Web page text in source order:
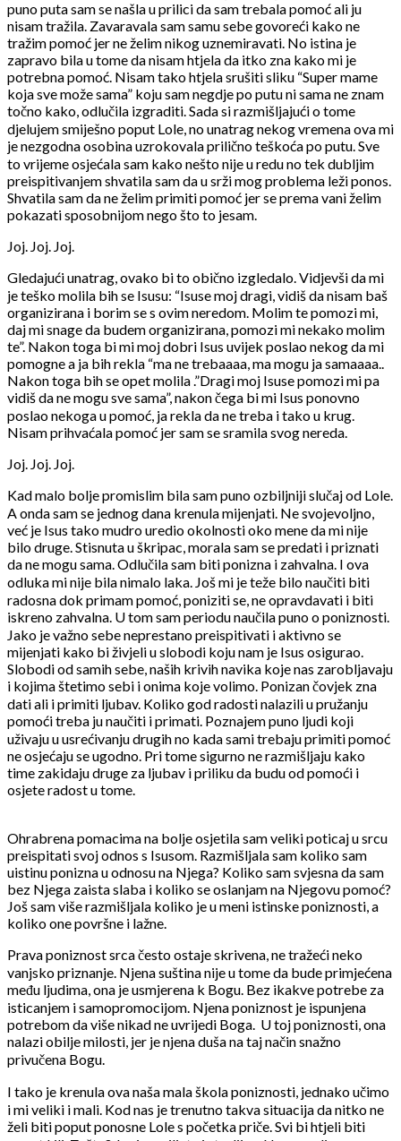
puno puta sam se našla u prilici da sam trebala pomoć ali ju
nisam tražila. Zavaravala sam samu sebe govoreći kako ne
tražim pomoć jer ne želim nikog uznemiravati. No istina je
zapravo bila u tome da nisam htjela da itko zna kako mi je
potrebna pomoć. Nisam tako htjela srušiti sliku “Super mame
koja sve može sama” koju sam negdje po putu ni sama ne znam
točno kako, odlučila izgraditi. Sada si razmišljajući o tome
djelujem smiješno poput Lole, no unatrag nekog vremena ova mi
je nezgodna osobina uzrokovala prilično teškoća po putu. Sve
to vrijeme osjećala sam kako nešto nije u redu no tek dubljim
preispitivanjem shvatila sam da u srži mog problema leži ponos.
Shvatila sam da ne želim primiti pomoć jer se prema vani želim
pokazati sposobnijom nego što to jesam.
Joj. Joj. Joj.
Gledajući unatrag, ovako bi to obično izgledalo. Vidjevši da mi
je teško molila bih se Isusu: “Isuse moj dragi, vidiš da nisam baš
organizirana i borim se s ovim neredom. Molim te pomozi mi,
daj mi snage da budem organizirana, pomozi mi nekako molim
te”. Nakon toga bi mi moj dobri Isus uvijek poslao nekog da mi
pomogne a ja bih rekla “ma ne trebaaaa, ma mogu ja samaaaa..
Nakon toga bih se opet molila .”Dragi moj Isuse pomozi mi pa
vidiš da ne mogu sve sama”, nakon čega bi mi Isus ponovno
poslao nekoga u pomoć, ja rekla da ne treba i tako u krug.
Nisam prihvaćala pomoć jer sam se sramila svog nereda.
Joj. Joj. Joj.
Kad malo bolje promislim bila sam puno ozbiljniji slučaj od Lole.
A onda sam se jednog dana krenula mijenjati. Ne svojevoljno,
već je Isus tako mudro uredio okolnosti oko mene da mi nije
bilo druge. Stisnuta u škripac, morala sam se predati i priznati
da ne mogu sama. Odlučila sam biti ponizna i zahvalna. I ova
odluka mi nije bila nimalo laka. Još mi je teže bilo naučiti biti
radosna dok primam pomoć, poniziti se, ne opravdavati i biti
iskreno zahvalna. U tom sam periodu naučila puno o poniznosti.
Jako je važno sebe neprestano preispitivati i aktivno se
mijenjati kako bi živjeli u slobodi koju nam je Isus osigurao.
Slobodi od samih sebe, naših krivih navika koje nas zarobljavaju
i kojima štetimo sebi i onima koje volimo. Ponizan čovjek zna
dati ali i primiti ljubav. Koliko god radosti nalazili u pružanju
pomoći treba ju naučiti i primati. Poznajem puno ljudi koji
uživaju u usrećivanju drugih no kada sami trebaju primiti pomoć
ne osjećaju se ugodno. Pri tome sigurno ne razmišljaju kako
time zakidaju druge za ljubav i priliku da budu od pomoći i
osjete radost u tome.
Ohrabrena pomacima na bolje osjetila sam veliki poticaj u srcu
preispitati svoj odnos s Isusom. Razmišljala sam koliko sam
uistinu ponizna u odnosu na Njega? Koliko sam svjesna da sam
bez Njega zaista slaba i koliko se oslanjam na Njegovu pomoć?
Još sam više razmišljala koliko je u meni istinske poniznosti, a
koliko one površne i lažne.
Prava poniznost srca često ostaje skrivena, ne tražeći neko
vanjsko priznanje. Njena suština nije u tome da bude primjećena
među ljudima, ona je usmjerena k Bogu. Bez ikakve potrebe za
isticanjem i samopromocijom. Njena poniznost je ispunjena
potrebom da više nikad ne uvrijedi Boga. U toj poniznosti, ona
nalazi obilje milosti, jer je njena duša na taj način snažno
privučena Bogu.
I tako je krenula ova naša mala škola poniznosti, jednako učimo
i mi veliki i mali. Kod nas je trenutno takva situacija da nitko ne
želi biti poput ponosne Lole s početka priče. Svi bi htjeli biti